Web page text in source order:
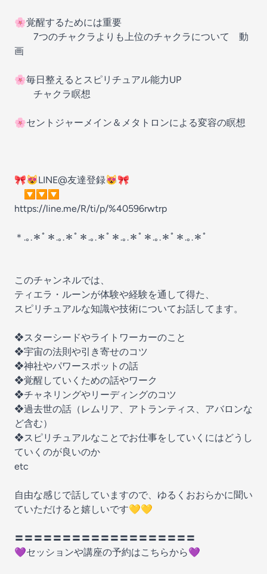
🌸覚醒するためには重要
7つのチャクラよりも上位のチャクラについて 動
画
🌸毎日整えるとスピリチュアル能力UP
チャクラ瞑想
🌸セントジャーメイン＆メタトロンによる変容の瞑想
🎀😻LINE@友達登録😻🎀
🔽🔽🔽
https://line.me/R/ti/p/%40596rwtrp
＊.｡.＊ﾟ＊.｡.＊ﾟ＊.｡.＊ﾟ＊.｡.＊ﾟ＊.｡.＊ﾟ＊.｡.＊ﾟ
このチャンネルでは、
ティエラ・ルーンが体験や経験を通して得た、
スピリチュアルな知識や技術についてお話してます。
❖スターシードやライトワーカーのこと
❖宇宙の法則や引き寄せのコツ
❖神社やパワースポットの話
❖覚醒していくための話やワーク
❖チャネリングやリーディングのコツ
❖過去世の話（レムリア、アトランティス、アバロンな
ど含む）
❖スピリチュアルなことでお仕事をしていくにはどうし
ていくのが良いのか
etc
自由な感じで話していますので、ゆるくおおらかに聞い
ていただけると嬉しいです💛💛
〓〓〓〓〓〓〓〓〓〓〓〓〓〓〓〓〓〓〓
💜セッションや講座の予約はこちらから💜